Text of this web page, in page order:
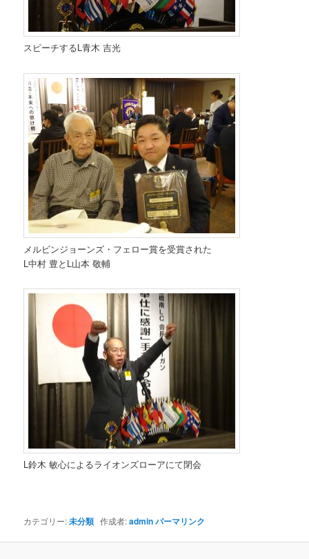
スピーチするL青木 吉光
メルビンジョーンズ・フェロー賞を受賞された
L中村 豊とL山本 敬輔
L鈴木 敏心によるライオンズローアにて閉会
カテゴリー:未分類 作成者:adminパーマリンク